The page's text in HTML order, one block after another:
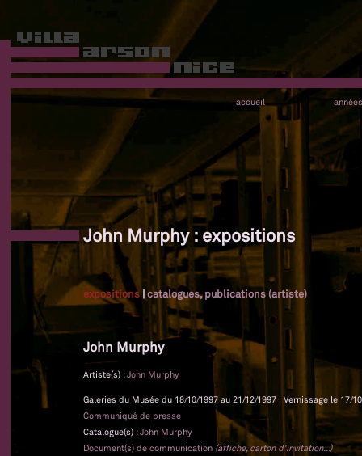
accueil années
John Murphy : expositions
expositions|catalogues, publications (artiste)
John Murphy
Artiste(s) :John Murphy
Galeries du Musée du 18/10/1997 au 21/12/1997 | Vernissage le 17/
Communiqué de presse
Catalogue(s) :John Murphy
Document(s) de communication (affiche, carton d'invitation...)